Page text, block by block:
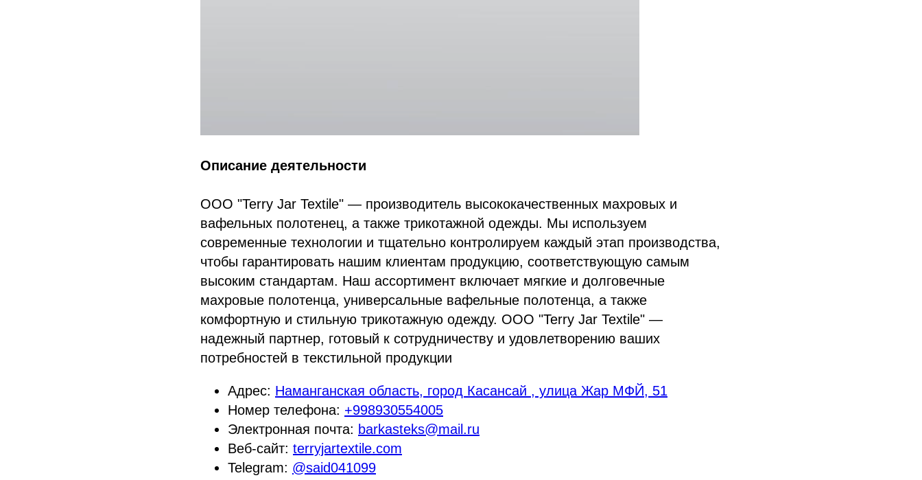
Описание деятельности
ООО "Terry Jar Textile" — производитель высококачественных махровых и
вафельных полотенец, а также трикотажной одежды. Мы используем
современные технологии и тщательно контролируем каждый этап производства,
чтобы гарантировать нашим клиентам продукцию, соответствующую самым
высоким стандартам. Наш ассортимент включает мягкие и долговечные
махровые полотенца, универсальные вафельные полотенца, а также
комфортную и стильную трикотажную одежду. ООО "Terry Jar Textile" —
надежный партнер, готовый к сотрудничеству и удовлетворению ваших
потребностей в текстильной продукции
Адрес: Наманганская область, город Касансай , улица Жар МФЙ, 51
Номер телефона: +998930554005
Электронная почта: barkasteks@mail.ru
Веб-сайт: terryjartextile.com
Telegram: @said041099